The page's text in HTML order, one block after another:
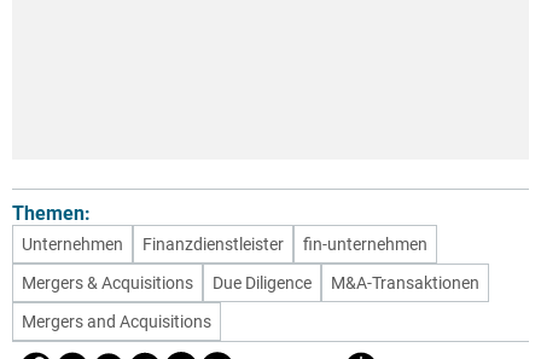
Themen:
Unternehmen Finanzdienstleister
fin-unternehmen
Mergers & Acquisitions
Due Diligence
M&A-Transaktionen
Mergers and Acquisitions